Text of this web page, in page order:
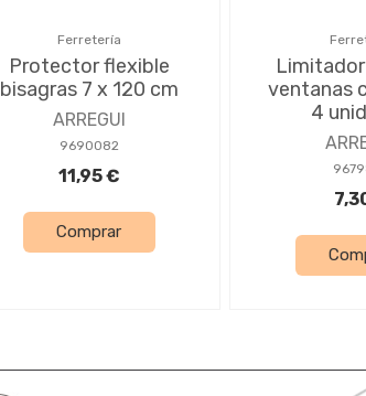
Ferretería
Protector flexible
bisagras 7 x 120 cm
ARREGUI
9690082
11,95 €
Comprar
ventanas
4